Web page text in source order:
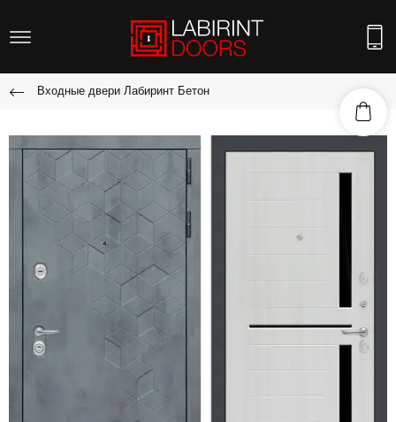
Входные двери Лабиринт Бетон